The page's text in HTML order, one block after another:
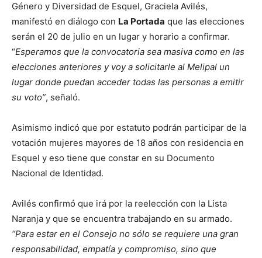
Género y Diversidad de Esquel, Graciela Avilés,
manifestó en diálogo con La Portada que las elecciones
serán el 20 de julio en un lugar y horario a confirmar.
“Esperamos que la convocatoria sea masiva como en las
elecciones anteriores y voy a solicitarle al Melipal un
lugar donde puedan acceder todas las personas a emitir
su voto”, señaló.
Asimismo indicó que por estatuto podrán participar de la
votación mujeres mayores de 18 años con residencia en
Esquel y eso tiene que constar en su Documento
Nacional de Identidad.
Avilés confirmó que irá por la reelección con la Lista
Naranja y que se encuentra trabajando en su armado.
“Para estar en el Consejo no sólo se requiere una gran
responsabilidad, empatía y compromiso, sino que